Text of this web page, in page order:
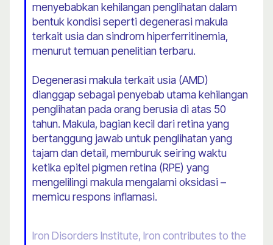
menyebabkan kehilangan penglihatan dalam
bentuk kondisi seperti degenerasi makula
terkait usia dan sindrom hiperferritinemia,
menurut temuan penelitian terbaru.
Degenerasi makula terkait usia (AMD)
dianggap sebagai penyebab utama kehilangan
penglihatan pada orang berusia di atas 50
tahun. Makula, bagian kecil dari retina yang
bertanggung jawab untuk penglihatan yang
tajam dan detail, memburuk seiring waktu
ketika epitel pigmen retina (RPE) yang
mengelilingi makula mengalami oksidasi –
memicu respons inflamasi.
Iron Disorders Institute, Iron contributes to the